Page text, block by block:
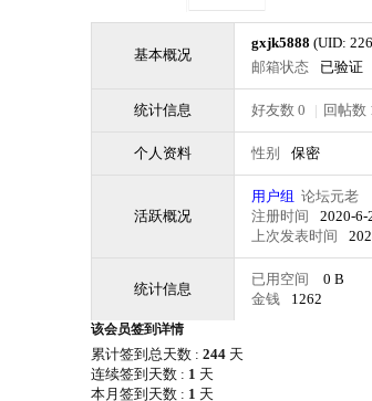
基本概况
gxjk5888 (UID:
邮箱状态
已验证
统计信息 好友数 0 | 回帖数
个人资料 性别 保密
活跃概况
用户组 论坛元老
注册时间
2020-6-
上次发表时间
统计信息
已用空间 0 B
金钱
1262
该会员签到详情
累计签到总天数 : 244 天
连续签到天数 : 1 天
本月签到天数 : 1 天